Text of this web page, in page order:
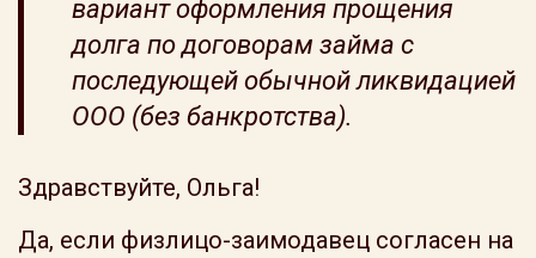
вариант оформления прощения
долга по договорам займа с
последующей обычной ликвидацией
ООО (без банкротства).
Здравствуйте, Ольга!
Да, если физлицо-заимодавец согласен на